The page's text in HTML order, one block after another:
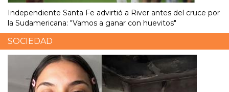
Independiente Santa Fe advirtió a River antes del cruce por
la Sudamericana: "Vamos a ganar con huevitos"
SOCIEDAD